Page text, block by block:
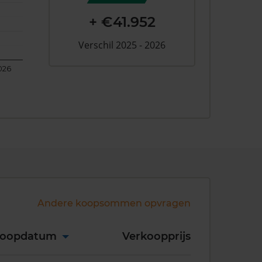
+ €41.952
Verschil 2025 - 2026
Andere koopsommen opvragen
Verkoopprijs